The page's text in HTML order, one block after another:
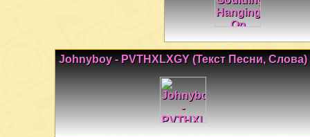
Johnyboy - PVTHXLXGY (Текст Песни, Слова)